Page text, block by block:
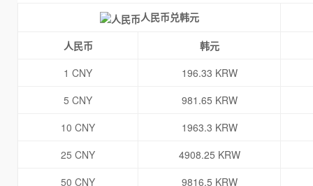
人民币兑韩元
人民币
韩元
1 CNY
196.33 KRW
5 CNY
981.65 KRW
10 CNY
1963.3 KRW
25 CNY
4908.25 KRW
50 CNY
9816.5 KRW